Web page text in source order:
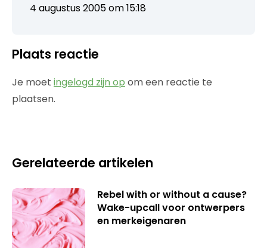
4 augustus 2005 om 15:18
Plaats reactie
Je moet ingelogd zijn op om een reactie te
plaatsen.
Gerelateerde artikelen
Rebel with or without a cause?
Wake-upcall voor ontwerpers
en merkeigenaren